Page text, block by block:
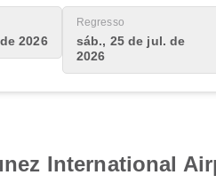
2026
Regresso
sáb., 25 de jul. de
2026
International